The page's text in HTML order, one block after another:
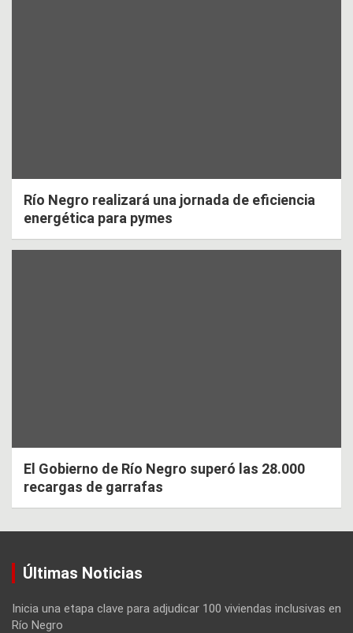
Río Negro realizará una jornada de eficiencia
energética para pymes
El Gobierno de Río Negro superó las 28.000
recargas de garrafas
Últimas Noticias
Inicia una etapa clave para adjudicar 100 viviendas inclusivas en
Río Negro